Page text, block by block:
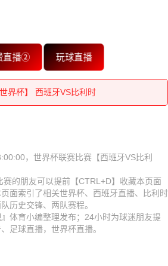
直播② 玩球直播
界杯】 西班牙VS比利时
界杯】 西班牙VS比利时
界杯】 西班牙VS比利时
界杯】 西班牙VS比利时
界杯】 西班牙VS比利时
界杯】 西班牙VS比利时
界杯】 西班牙VS比利时
界杯】 西班牙VS比利时
，世界杯联赛比赛【西班牙VS比利
的朋友可以提前【CTRL+D】收藏本页面
面索引了相关世界杯、西班牙直播、比利时
历史交锋、两队赛程。
体育小编整理发布；24小时为球迷朋友提
足球直播，世界杯直播。